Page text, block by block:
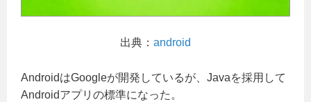
出典： android
AndroidはGoogleが開発しているが、Javaを採用して
Androidアプリの標準になった。